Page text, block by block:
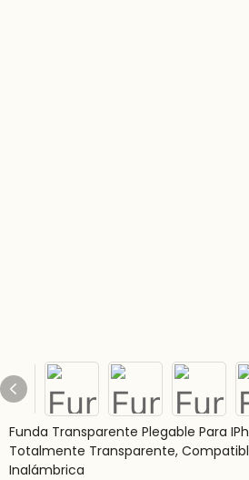
Funda Transparente Plegable Para
Totalmente Transparente,
Inalámbrica